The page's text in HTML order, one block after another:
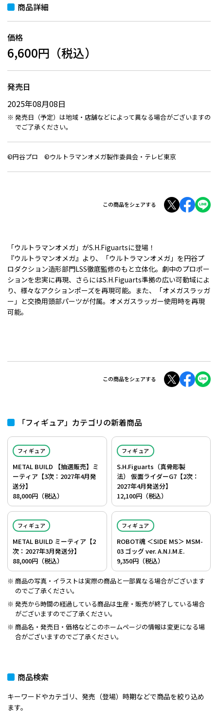
商品詳細
価格
6,600円（税込）
発売日
2025年08月08日
発売日（予定）は地域・店舗などによって異なる場合がございますの
でご了承ください。
©円谷プロ ©ウルトラマンオメガ製作委員会・テレビ東京
この商品をシェアする
「ウルトラマンオメガ」がS.H.Figuartsに登場！
『ウルトラマンオメガ』より、「ウルトラマンオメガ」を円谷プ
ロダクション造形部門LSS徹底監修のもと立体化。劇中のプロポー
ションを忠実に再現、さらにはS.H.Figuarts準拠の広い可動域によ
り、様々なアクションポーズを再現可能。また、「オメガスラッガ
ー」と交換用頭部パーツが付属。オメガスラッガー使用時を再現
可能。
この商品をシェアする
「フィギュア」カテゴリの新着商品
フィギュア
METAL BUILD 【抽選販売】ミ
ーティア【3次：2027年4月発
送分】
88,000円（税込）
フィギュア
S.H.Figuarts（真骨彫製
法） 仮面ライダーG7【2次：
2027年4月発送分】
12,100円（税込）
フィギュア
METAL BUILD ミーティア【2
次：2027年3月発送分】
88,000円（税込）
フィギュア
ROBOT魂 ＜SIDE MS＞ MSM-
03 ゴッグ ver. A.N.I.M.E.
9,350円（税込）
商品の写真・イラストは実際の商品と一部異なる場合がございます
のでご了承ください。
発売から時間の経過している商品は生産・販売が終了している場合
がございますのでご了承ください。
商品名・発売日・価格などこのホームページの情報は変更になる場
合がございますのでご了承ください。
商品検索
キーワードやカテゴリ、発売（登場）時期などで商品を絞り込め
ます。